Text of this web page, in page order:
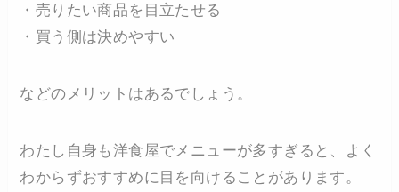
・売りたい商品を目立たせる
・買う側は決めやすい
などのメリットはあるでしょう。
わたし自身も洋食屋でメニューが多すぎると、よく
わからずおすすめに目を向けることがあります。